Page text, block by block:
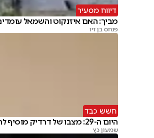
דיווח מסעיר
מביך: האם איזנקוט והשמאל
פנחס בן זיו
חשש כבד
היום ה-29: מצבו של דרדיק מוסיף להידרדר
שמעון כץ